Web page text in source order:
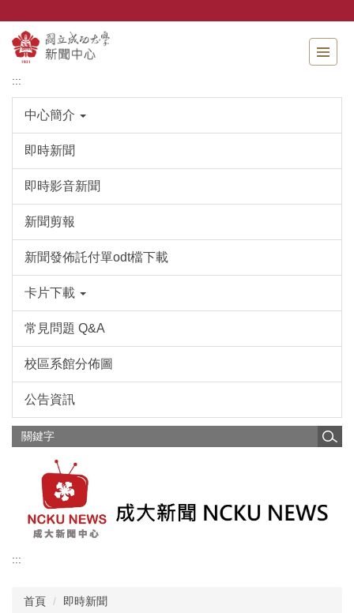
主
要
內
:::
中心簡介
即時新聞
即時影音新聞
新聞剪報
新聞發佈託付單odt檔下載
卡片下載
常見問題 Q&A
校區系館分佈圖
公告資訊
:::
首頁 即時新聞